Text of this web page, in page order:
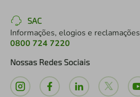
SAC
Informações, elogios e reclamações
0800 724 7220
Nossas Redes Sociais